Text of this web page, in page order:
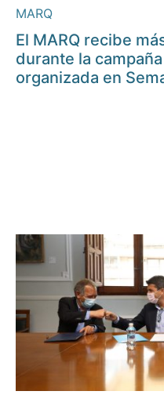
MARQ
El MARQ recibe
durante la
organizada en